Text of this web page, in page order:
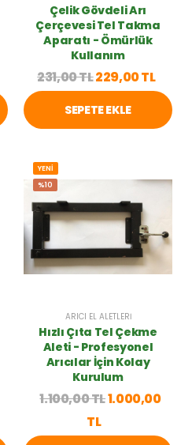
Çelik Gövdeli Arı
Çerçevesi Tel Takma
Aparatı - Ömürlük
Kullanım
231,00 TL229,00 TL
SEPETE EKLE
YENİ
%10
ARICI EL ALETLERI
Hızlı Çıta Tel Çekme
Aleti - Profesyonel
Arıcılar İçin Kolay
Kurulum
1.100,00 TL1.000,00
TL